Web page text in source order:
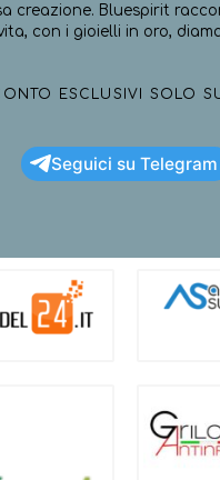
creazione. Bluespirit
con i gioielli in oro,
ESCLUSIVI SOLO
Seguici su Telegram